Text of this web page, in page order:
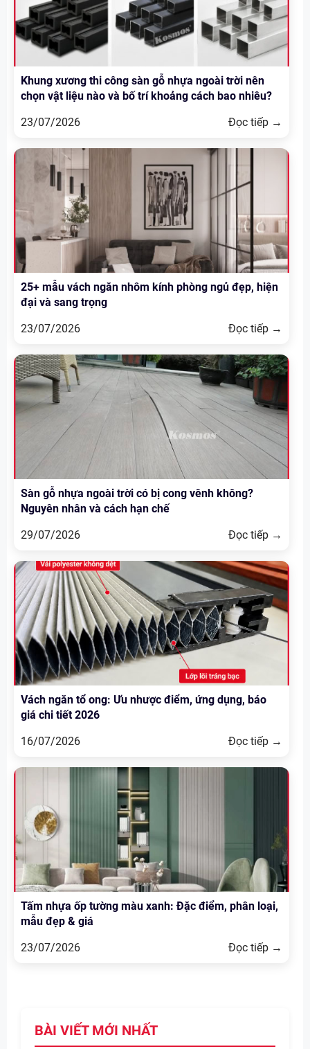
Khung xương thi công sàn gỗ nhựa ngoài trời nên
chọn vật liệu nào và bố trí khoảng cách bao nhiêu?
23/07/2026
Đọc tiếp →
25+ mẫu vách ngăn nhôm kính phòng ngủ đẹp, hiện
đại và sang trọng
23/07/2026
Đọc tiếp →
Sàn gỗ nhựa ngoài trời có bị cong vênh không?
Nguyên nhân và cách hạn chế
29/07/2026
Đọc tiếp →
Vách ngăn tổ ong: Ưu nhược điểm, ứng dụng, báo
giá chi tiết 2026
16/07/2026
Đọc tiếp →
Tấm nhựa ốp tường màu xanh: Đặc điểm, phân loại,
mẫu đẹp & giá
23/07/2026
Đọc tiếp →
BÀI VIẾT MỚI NHẤT